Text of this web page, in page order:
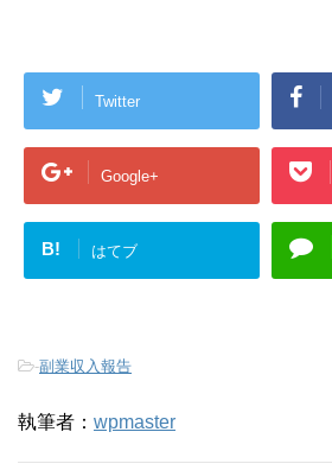
Twitter
Google+
B! はてブ
-副業収入報告
執筆者： wpmaster